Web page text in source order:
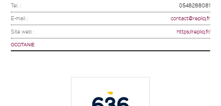
Tel. : 0548288081
E-mail : contact@repliq.fr
Site web : https://repliq.fr/
OCCITANIE